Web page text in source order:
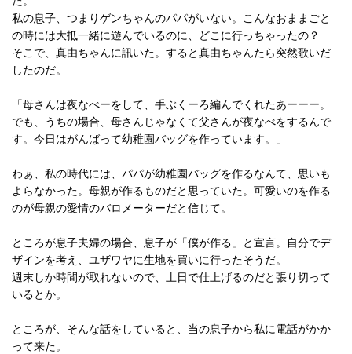
私の息子、つまりゲンちゃんのパパがいない。こんなおままごと
の時には大抵一緒に遊んでいるのに、どこに行っちゃったの？
そこで、真由ちゃんに訊いた。すると真由ちゃんたら突然歌いだ
したのだ。
「母さんは夜なべーをして、手ぶくーろ編んでくれたあーーー。
でも、うちの場合、母さんじゃなくて父さんが夜なべをするんで
す。今日はがんばって幼稚園バッグを作っています。」
わぁ、私の時代には、パパが幼稚園バッグを作るなんて、思いも
よらなかった。母親が作るものだと思っていた。可愛いのを作る
のが母親の愛情のバロメーターだと信じて。
ところが息子夫婦の場合、息子が「僕が作る」と宣言。自分でデ
ザインを考え、ユザワヤに生地を買いに行ったそうだ。
週末しか時間が取れないので、土日で仕上げるのだと張り切って
いるとか。
ところが、そんな話をしていると、当の息子から私に電話がかか
って来た。